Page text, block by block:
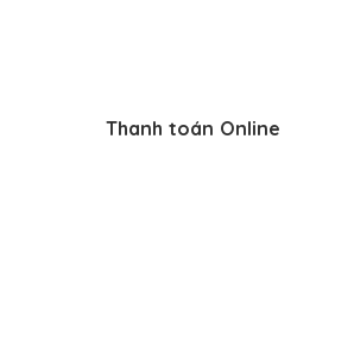
Thanh toán Online